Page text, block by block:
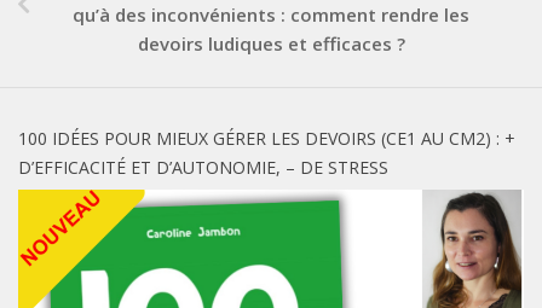
qu’à des inconvénients : comment rendre les
devoirs ludiques et efficaces ?
100 IDÉES POUR MIEUX GÉRER LES DEVOIRS (CE1 AU CM2) : +
D’EFFICACITÉ ET D’AUTONOMIE, – DE STRESS